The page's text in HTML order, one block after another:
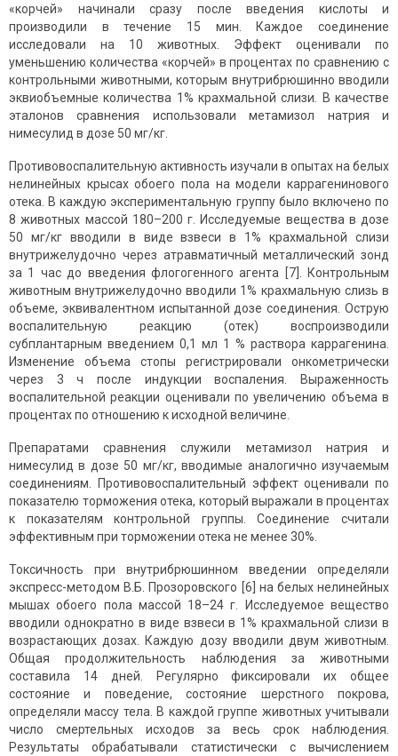
«корчей» начинали сразу после введения кислоты и
производили в течение 15 мин. Каждое соединение
исследовали на 10 животных. Эффект оценивали по
уменьшению количества «корчей» в процентах по сравнению с
контрольными животными, которым внутрибрюшинно вводили
эквиобъемные количества 1% крахмальной слизи. В качестве
эталонов сравнения использовали метамизол натрия и
нимесулид в дозе 50 мг/кг.
Противовоспалительную активность изучали в опытах на белых
нелинейных крысах обоего пола на модели каррагенинового
отека. В каждую экспериментальную группу было включено по
8 животных массой 180–200 г. Исследуемые вещества в дозе
50 мг/кг вводили в виде взвеси в 1% крахмальной слизи
внутрижелудочно через атравматичный металлический зонд
за 1 час до введения флогогенного агента [7]. Контрольным
животным внутрижелудочно вводили 1% крахмальную слизь в
объеме, эквивалентном испытанной дозе соединения. Острую
воспалительную реакцию (отек) воспроизводили
субплантарным введением 0,1 мл 1 % раствора каррагенина.
Изменение объема стопы регистрировали онкометрически
через 3 ч после индукции воспаления. Выраженность
воспалительной реакции оценивали по увеличению объема в
процентах по отношению к исходной величине.
Препаратами сравнения служили метамизол натрия и
нимесулид в дозе 50 мг/кг, вводимые аналогично изучаемым
соединениям. Противовоспалительный эффект оценивали по
показателю торможения отека, который выражали в процентах
к показателям контрольной группы. Соединение считали
эффективным при торможении отека не менее 30%.
Токсичность при внутрибрюшинном введении определяли
экспресс-методом В.Б. Прозоровского [6] на белых нелинейных
мышах обоего пола массой 18–24 г. Исследуемое вещество
вводили однократно в виде взвеси в 1% крахмальной слизи в
возрастающих дозах. Каждую дозу вводили двум животным.
Общая продолжительность наблюдения за животными
составила 14 дней. Регулярно фиксировали их общее
состояние и поведение, состояние шерстного покрова,
определяли массу тела. В каждой группе животных учитывали
число смертельных исходов за весь срок наблюдения.
Результаты обрабатывали статистически с вычислением